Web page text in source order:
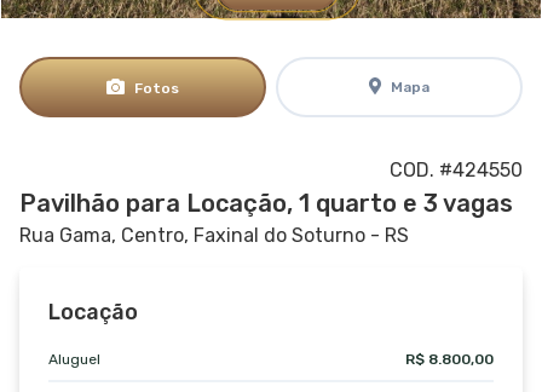
Fotos Mapa
COD. #424550
Pavilhão para Locação, 1 quarto e 3 vagas
Rua Gama, Centro, Faxinal do Soturno - RS
Locação
Aluguel R$ 8.800,00